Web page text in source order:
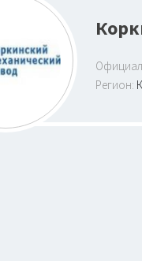
Регион: